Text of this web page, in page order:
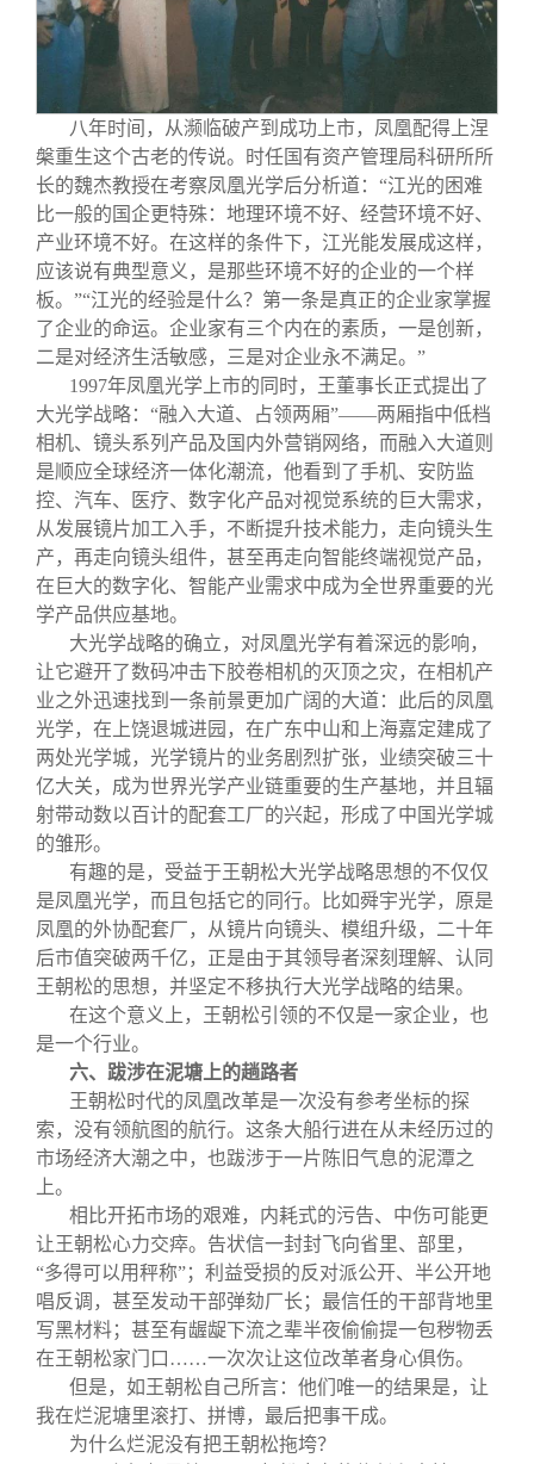
八年时间，从濒临破产到成功上市，凤凰配得上涅
槃重生这个古老的传说。时任国有资产管理局科研所所
长的魏杰教授在考察凤凰光学后分析道：“江光的困难
比一般的国企更特殊：地理环境不好、经营环境不好、
产业环境不好。在这样的条件下，江光能发展成这样，
应该说有典型意义，是那些环境不好的企业的一个样
板。”“江光的经验是什么？第一条是真正的企业家掌握
了企业的命运。企业家有三个内在的素质，一是创新，
二是对经济生活敏感，三是对企业永不满足。”
1997年凤凰光学上市的同时，王董事长正式提出了
大光学战略：“融入大道、占领两厢”——两厢指中低档
相机、镜头系列产品及国内外营销网络，而融入大道则
是顺应全球经济一体化潮流，他看到了手机、安防监
控、汽车、医疗、数字化产品对视觉系统的巨大需求，
从发展镜片加工入手，不断提升技术能力，走向镜头生
产，再走向镜头组件，甚至再走向智能终端视觉产品，
在巨大的数字化、智能产业需求中成为全世界重要的光
学产品供应基地。
大光学战略的确立，对凤凰光学有着深远的影响，
让它避开了数码冲击下胶卷相机的灭顶之灾，在相机产
业之外迅速找到一条前景更加广阔的大道：此后的凤凰
光学，在上饶退城进园，在广东中山和上海嘉定建成了
两处光学城，光学镜片的业务剧烈扩张，业绩突破三十
亿大关，成为世界光学产业链重要的生产基地，并且辐
射带动数以百计的配套工厂的兴起，形成了中国光学城
的雏形。
有趣的是，受益于王朝松大光学战略思想的不仅仅
是凤凰光学，而且包括它的同行。比如舜宇光学，原是
凤凰的外协配套厂，从镜片向镜头、模组升级，二十年
后市值突破两千亿，正是由于其领导者深刻理解、认同
王朝松的思想，并坚定不移执行大光学战略的结果。
在这个意义上，王朝松引领的不仅是一家企业，也
是一个行业。
六、跋涉在泥塘上的趟路者
王朝松时代的凤凰改革是一次没有参考坐标的探
索，没有领航图的航行。这条大船行进在从未经历过的
市场经济大潮之中，也跋涉于一片陈旧气息的泥潭之
上。
相比开拓市场的艰难，内耗式的污告、中伤可能更
让王朝松心力交瘁。告状信一封封飞向省里、部里，
“多得可以用秤称”；利益受损的反对派公开、半公开地
唱反调，甚至发动干部弹劾厂长；最信任的干部背地里
写黑材料；甚至有龌龊下流之辈半夜偷偷提一包秽物丢
在王朝松家门口……一次次让这位改革者身心俱伤。
但是，如王朝松自己所言：他们唯一的结果是，让
我在烂泥塘里滚打、拼博，最后把事干成。
为什么烂泥没有把王朝松拖垮？